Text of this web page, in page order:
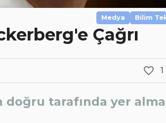
Medya Bilim
Çağrı
1
tarafında yer